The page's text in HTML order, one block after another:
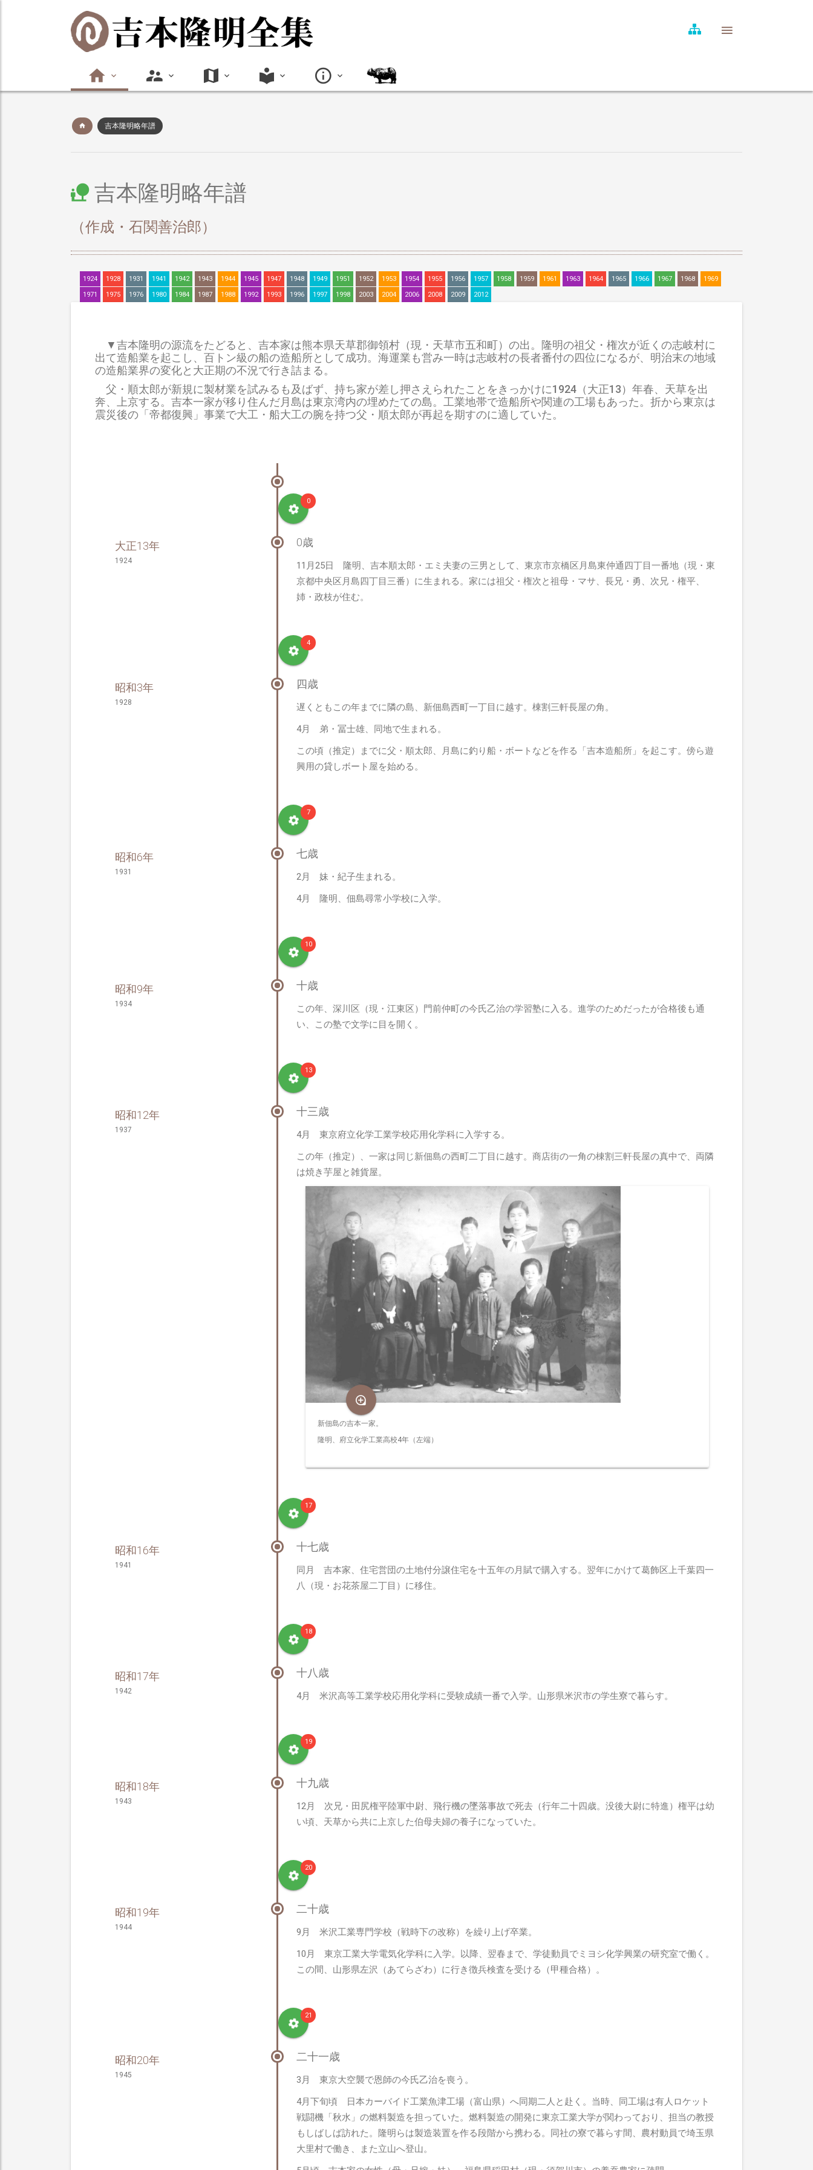
吉本隆明略年譜
吉本隆明略年譜
（作成・石関善治郎）
1924 1928 1931 1941 1942 1943 1944 1945 1947 1948 1949 1951 1952 1953 1954 1955 1956 1957 1958 1959 1961 1963 1964 1965 1966 1967 1968 1969
1971 1975 1976 1980 1984 1987 1988 1992 1993 1996 1997 1998 2003 2004 2006 2008 2009 2012
▼吉本隆明の源流をたどると、吉本家は熊本県天草郡御領村（現・天草市五和町）の出。隆明の祖父・権次が近くの志岐村に
出て造船業を起こし、百トン級の船の造船所として成功。海運業も営み一時は志岐村の長者番付の四位になるが、明治末の地域
の造船業界の変化と大正期の不況で行き詰まる。
父・順太郎が新規に製材業を試みるも及ばず、持ち家が差し押さえられたことをきっかけに1924（大正13）年春、天草を出
奔、上京する。吉本一家が移り住んだ月島は東京湾内の埋めたての島。工業地帯で造船所や関連の工場もあった。折から東京は
震災後の「帝都復興」事業で大工・船大工の腕を持つ父・順太郎が再起を期すのに適していた。
0
0歳
大正13年
1924
11月25日 隆明、吉本順太郎・エミ夫妻の三男として、東京市京橋区月島東仲通四丁目一番地（現・東
京都中央区月島四丁目三番）に生まれる。家には祖父・権次と祖母・マサ、長兄・勇、次兄・権平、
姉・政枝が住む。
4
四歳
昭和3年
1928
遅くともこの年までに隣の島、新佃島西町一丁目に越す。棟割三軒長屋の角。
4月 弟・冨士雄、同地で生まれる。
この頃（推定）までに父・順太郎、月島に釣り船・ボートなどを作る「吉本造船所」を起こす。傍ら遊
興用の貸しボート屋を始める。
7
七歳
昭和6年
1931
2月 妹・紀子生まれる。
4月 隆明、佃島尋常小学校に入学。
10
十歳
昭和9年
1934
この年、深川区（現・江東区）門前仲町の今氏乙治の学習塾に入る。進学のためだったが合格後も通
い、この塾で文学に目を開く。
13
十三歳
昭和12年
1937
4月 東京府立化学工業学校応用化学科に入学する。
この年（推定）、一家は同じ新佃島の西町二丁目に越す。商店街の一角の棟割三軒長屋の真中で、両隣
は焼き芋屋と雑貨屋。
新佃島の吉本一家。
隆明、府立化学工業高校4年（左端）
17
十七歳
昭和16年
1941
同月 吉本家、住宅営団の土地付分譲住宅を十五年の月賦で購入する。翌年にかけて葛飾区上千葉四一
八（現・お花茶屋二丁目）に移住。
18
十八歳
昭和17年
1942 4月 米沢高等工業学校応用化学科に受験成績一番で入学。山形県米沢市の学生寮で暮らす。
19
十九歳
昭和18年
1943
12月 次兄・田尻権平陸軍中尉、飛行機の墜落事故で死去（行年二十四歳。没後大尉に特進）権平は幼
い頃、天草から共に上京した伯母夫婦の養子になっていた。
20
二十歳
昭和19年
1944
9月 米沢工業専門学校（戦時下の改称）を繰り上げ卒業。
10月 東京工業大学電気化学科に入学。以降、翌春まで、学徒動員でミヨシ化学興業の研究室で働く。
この間、山形県左沢（あてらざわ）に行き徴兵検査を受ける（甲種合格）。
21
二十一歳
昭和20年
1945
3月 東京大空襲で恩師の今氏乙治を喪う。
4月下旬頃 日本カーバイド工業魚津工場（富山県）へ同期二人と赴く。当時、同工場は有人ロケット
戦闘機「秋水」の燃料製造を担っていた。燃料製造の開発に東京工業大学が関わっており、担当の教授
もしばしば訪れた。隆明らは製造装置を作る段階から携わる。同社の寮で暮らす間、農村動員で埼玉県
大里村で働き、また立山へ登山。